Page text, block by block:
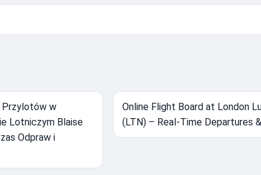
Przylotów w
Lotniczym Blaise
Odpraw i
Online Flight Board at London
(LTN) – Real-Time Departures